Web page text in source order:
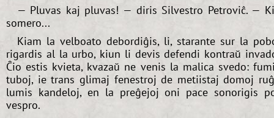
— Pluvas kaj pluvas! — diris Silvestro Petroviĉ. —
somero...
Kiam la velboato debordiĝis, li, starante sur la
rigardis al la urbo, kiun li devis defendi kontraŭ
Ĉio estis kvieta, kvazaŭ ne venis la malica svedo:
tuboj, ie trans glimaj fenestroj de metiistaj domoj
lumis kandeloj, en la preĝejoj oni pace sonorigis
vespro.